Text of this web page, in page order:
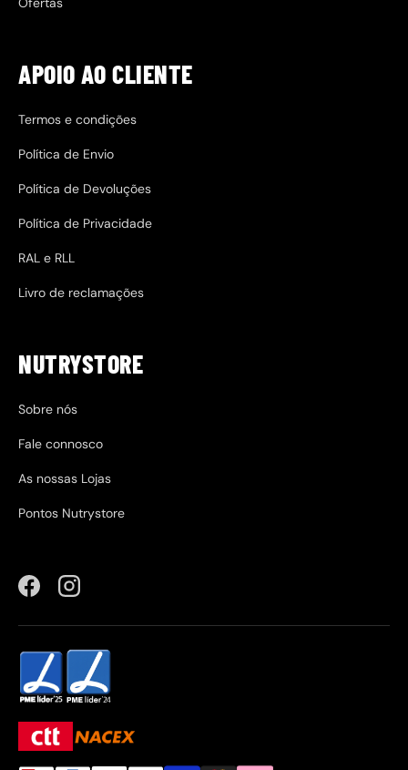
APOIO AO CLIENTE
Termos e condições
Política de Envio
Política de Devoluções
Política de Privacidade
RAL e RLL
Livro de reclamações
NUTRYSTORE
Sobre nós
Fale connosco
As nossas Lojas
Pontos Nutrystore
FacebookInstagram